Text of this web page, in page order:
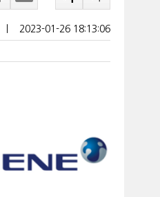
2023-01-26 18:13:06